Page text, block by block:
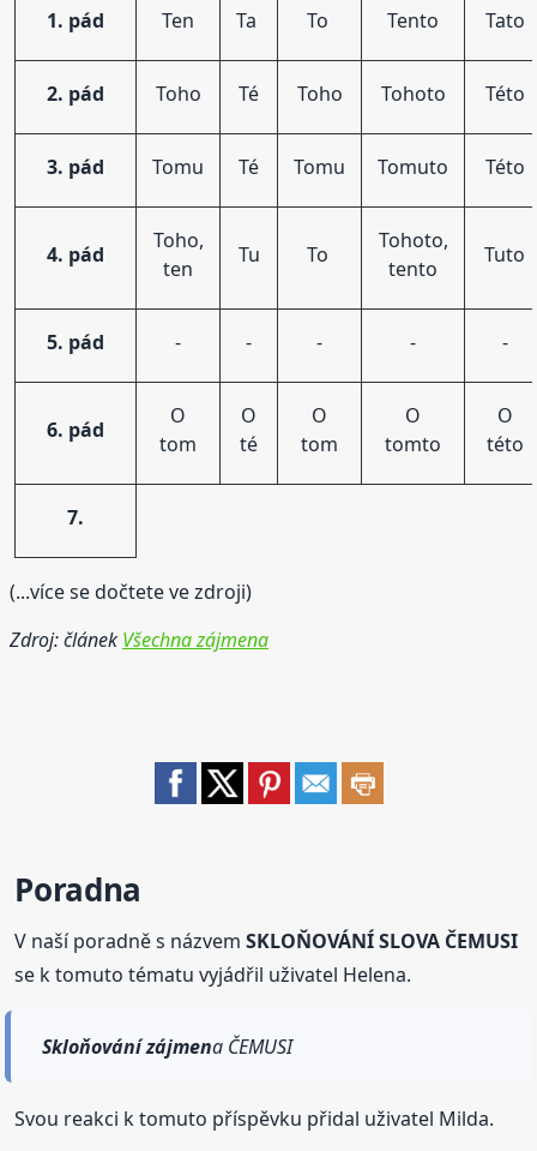
1. pád Ten Ta To Tento Tato
2. pád Toho Té Toho Tohoto Této
3. pád Tomu Té Tomu Tomuto Této
4. pád
Toho,
ten
Tu To
Tohoto,
tento
Tuto
5. pád - - - - -
6. pád
O
tom
O
té
O
tom
O
tomto
O
této
7.
(...více se dočtete ve zdroji)
Zdroj: článek Všechna zájmena
Poradna
V naší poradně s názvemSKLOŇOVÁNÍ SLOVA ČEMUSI
se k tomuto tématu vyjádřil uživatel Helena.
Skloňovánízájmena ČEMUSI
Svou reakci k tomuto příspěvku přidal uživatel Milda.